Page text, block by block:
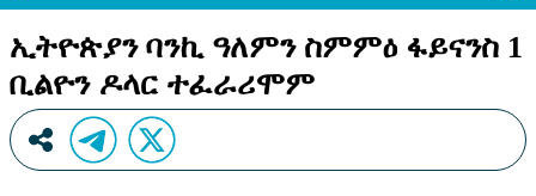
ኢትዮጵያን ባንኪ ዓለምን ስምምዕ ፋይናንስ 1
ቢልዮን ዶላር ተፈራሪሞም